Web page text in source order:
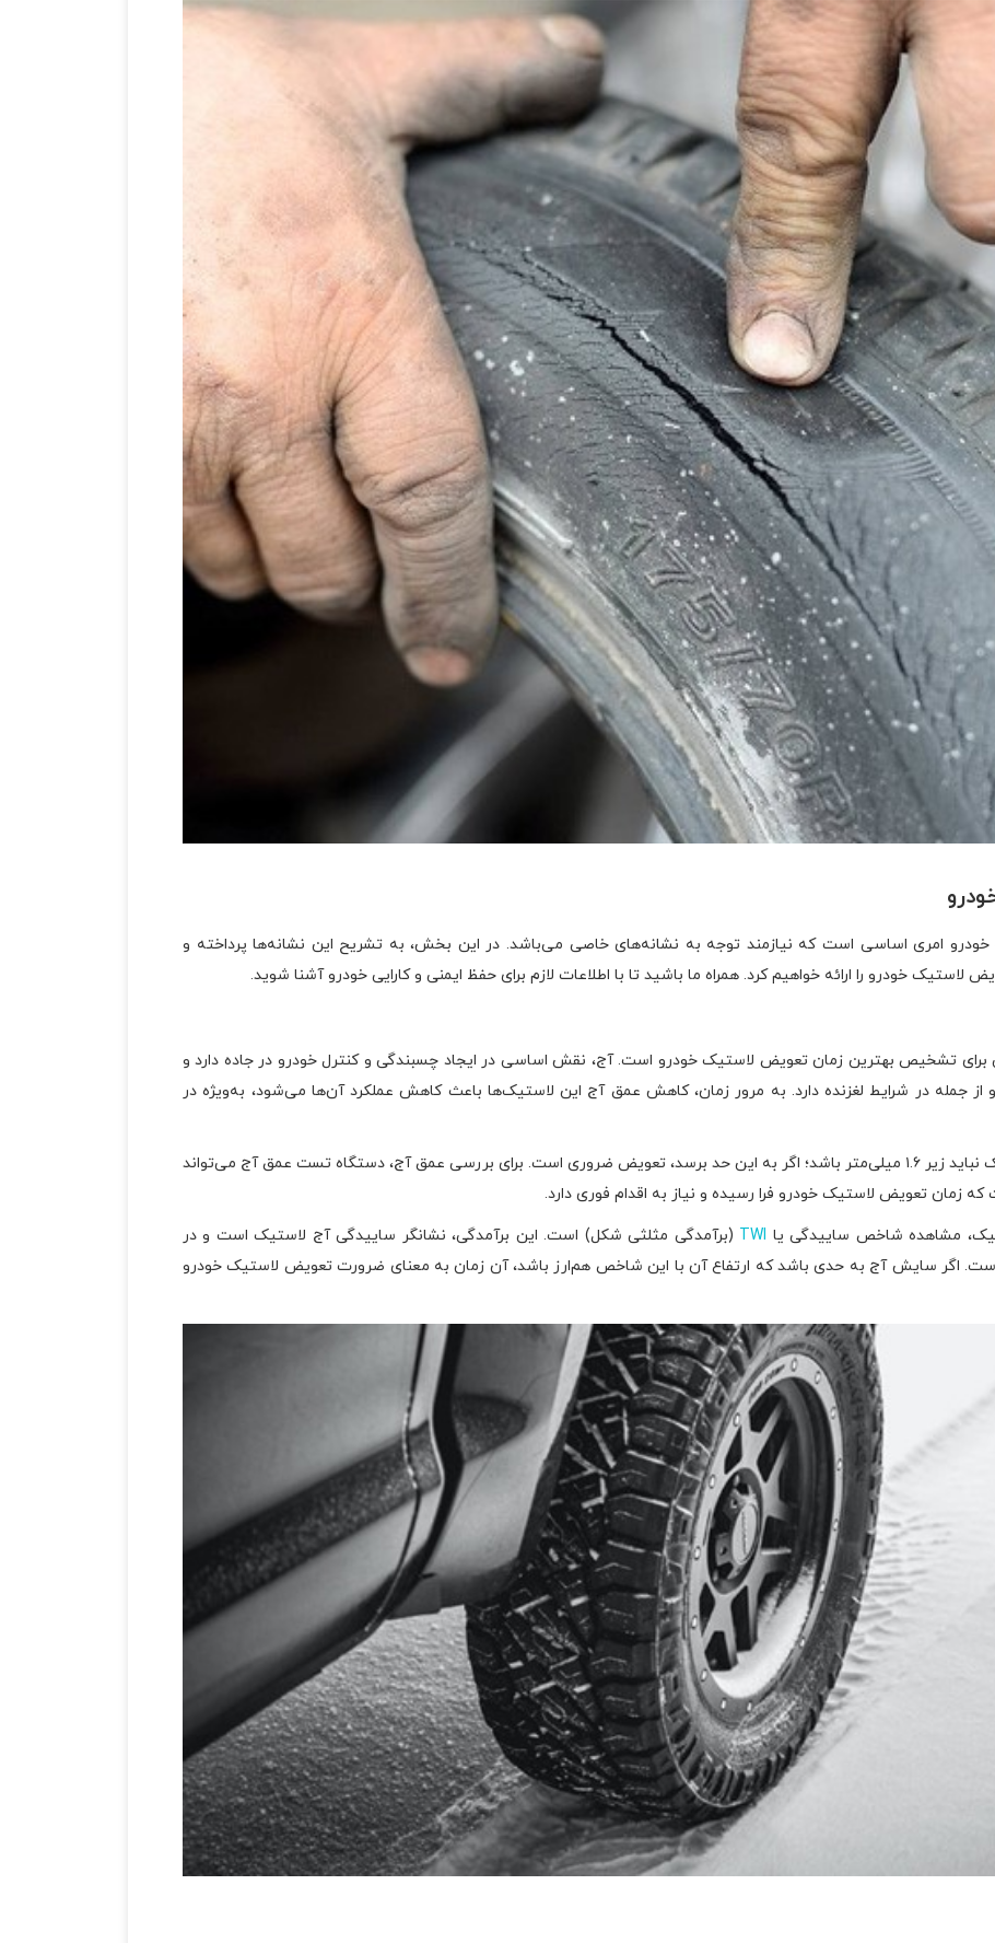
امری اساسی است که نیازمند توجه به نشانه‌های خاصی می‌باشد. در این بخش، به تشریح این نشانه‌ها پرداخته و
لاستیک خودرو را ارائه خواهیم کرد. همراه ما باشید تا با اطلاعات لازم برای حفظ ایمنی و کارایی خودرو آشنا شوید.
تشخیص بهترین زمان تعویض لاستیک خودرو است. آج، نقش اساسی در ایجاد چسبندگی و کنترل خودرو در جاده دارد و
از جمله در شرایط لغزنده دارد. به مرور زمان، کاهش عمق آج این لاستیک‌ها باعث کاهش عملکرد آن‌ها می‌شود، به‌ویژه در
تخصصی‌ها توضیح داده‌اند که عمق آج لاستیک نباید زیر ۱.۶ میلی‌متر باشد؛ اگر به این حد برسد، تعویض ضروری است. برای بررسی عمق آج، دستگاه تست عمق آج می‌تواند
زمان تعویض لاستیک خودرو فرا رسیده و نیاز به اقدام فوری دارد.
مشاهده شاخص ساییدگی یا TWI (برآمدگی مثلثی شکل) است. این برآمدگی، نشانگر ساییدگی آج لاستیک است و در
اگر سایش آج به حدی باشد که ارتفاع آن با این شاخص هم‌ارز باشد، آن زمان به معنای ضرورت تعویض لاستیک خودرو